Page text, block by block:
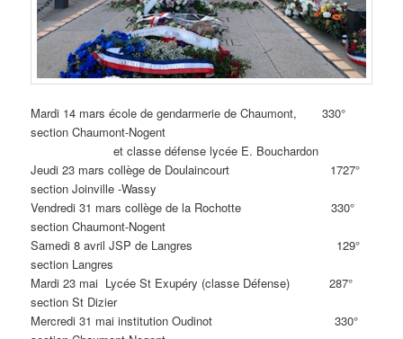
Mardi 14 mars école de gendarmerie de Chaumont, 330°
section Chaumont-Nogent
et classe défense lycée E. Bouchardon
Jeudi 23 mars collège de Doulaincourt 1727°
section Joinville -Wassy
Vendredi 31 mars collège de la Rochotte 330°
section Chaumont-Nogent
Samedi 8 avril JSP de Langres 129°
section Langres
Mardi 23 mai Lycée St Exupéry (classe Défense) 287°
section St Dizier
Mercredi 31 mai institution Oudinot 330°